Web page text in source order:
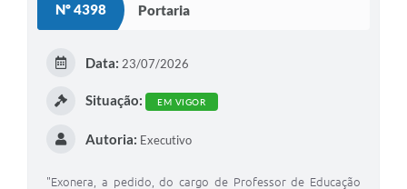
Nº 4398 Portaria
Data: 23/07/2026
Situação: EM VIGOR
Autoria: Executivo
"Exonera, a pedido, do cargo de Professor de Educação